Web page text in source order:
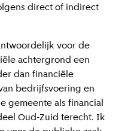
direct of indirect
voor de
achtergrond een
dan financiële
bedrijfsvoering en
gemeente als financial
Oud-Zuid terecht. Ik